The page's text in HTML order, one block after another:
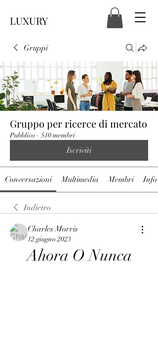
LUXURY
Gruppi
Gruppo per ricerce di mercato
Pubblico · 510 membri
Iscriviti
Conversazioni Multimedia Membri Info
Indietro
Charles Morris
12 giugno 2023
Ahora O Nunca